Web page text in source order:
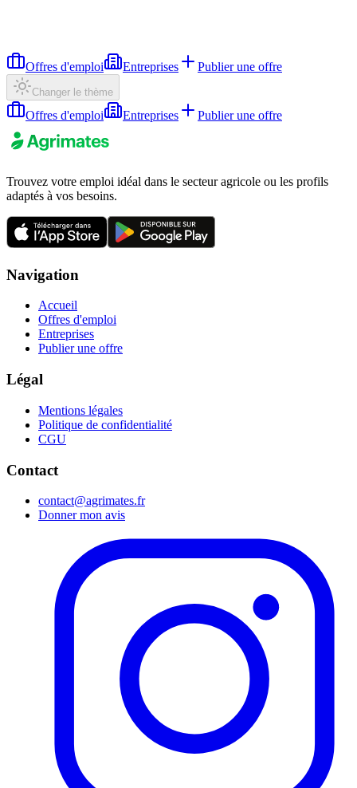
Offres d'emploi Entreprises Publier une offre
Changer le thème
Offres d'emploi Entreprises Publier une offre
Trouvez votre emploi idéal dans le secteur agricole ou les profils
adaptés à vos besoins.
Navigation
Accueil
Offres d'emploi
Entreprises
Publier une offre
Légal
Mentions légales
Politique de confidentialité
CGU
Contact
contact@agrimates.fr
Donner mon avis